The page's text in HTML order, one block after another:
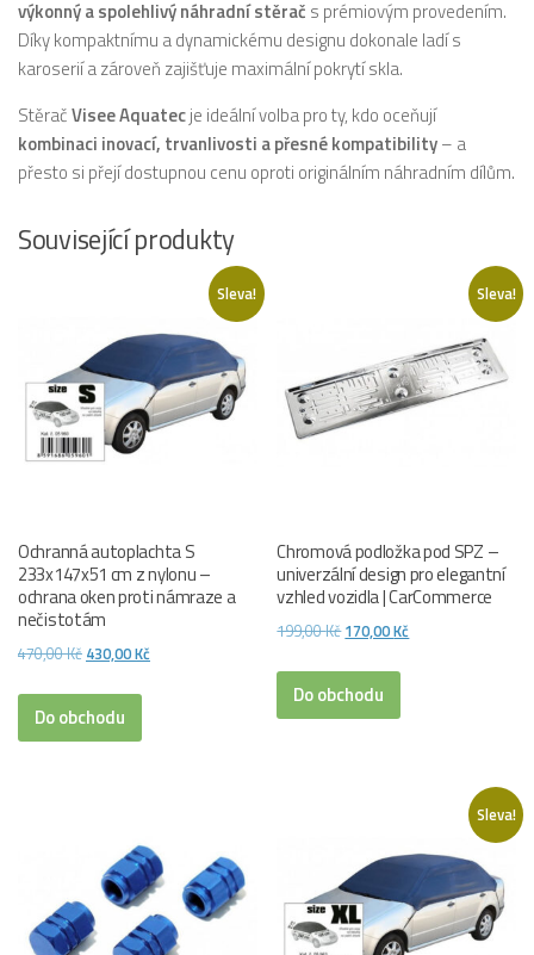
výkonný a spolehlivý náhradní stěrač s prémiovým provedením.
Díky kompaktnímu a dynamickému designu dokonale ladí s
karoserií a zároveň zajišťuje maximální pokrytí skla.
StěračVisee Aquatecje ideální volba pro ty, kdo oceňují
kombinaci inovací, trvanlivosti a přesné kompatibility– a
přesto si přejí dostupnou cenu oproti originálním náhradním dílům.
Související produkty
Sleva!
Ochranná autoplachta S
233x147x51 cm z nylonu –
ochrana oken proti námraze a
nečistotám
470,00Kč Původní
byla:
470,00 Kč.
430,00KčAktuální
Do obchodu
Sleva!
Chromová podložka pod SPZ –
univerzální design pro elegantní
vzhled vozidla | CarCommerce
199,00KčPůvodní
byla:
199,00 Kč.
170,00KčAktuální
Do obchodu
Sleva!